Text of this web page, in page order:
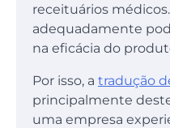
receituários
adequadamente
na eficácia do
Por isso, a tradução
principalmente
uma empresa